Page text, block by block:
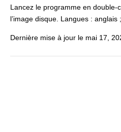
Lancez le programme en double-
l’image disque. Langues : anglais
Dernière mise à jour le mai 17,